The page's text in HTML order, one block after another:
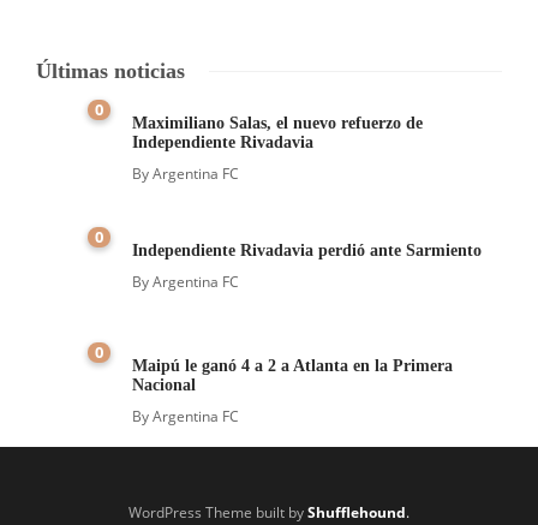
Últimas noticias
0
Maximiliano Salas, el nuevo refuerzo de
Independiente Rivadavia
ByArgentina FC
0
Independiente Rivadavia perdió ante Sarmiento
ByArgentina FC
0
Maipú le ganó 4 a 2 a Atlanta en la Primera
Nacional
ByArgentina FC
WordPress Theme built byShufflehound.